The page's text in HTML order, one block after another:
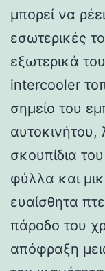
μπορεί να
εσωτερικές
εξωτερικά
intercooler
σημείο του
αυτοκινήτου,
σκουπίδια
φύλλα και
ευαίσθητα
πάροδο του
απόφραξη